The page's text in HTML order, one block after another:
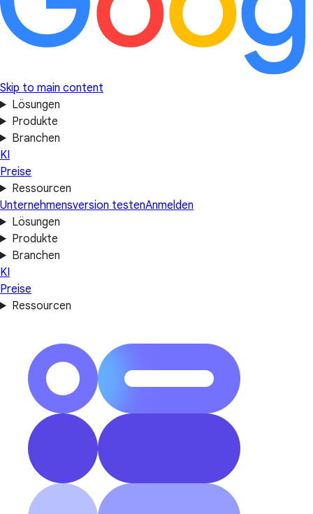
Skip to main content
Lösungen
Produkte
Branchen
KI
Preise
Ressourcen
Unternehmensversion testenAnmelden
Lösungen
Produkte
Branchen
KI
Preise
Ressourcen